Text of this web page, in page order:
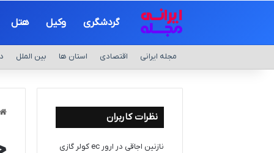
گردشگری وکیل هتل
مجله ایرانی اقتصادی استان ها بین الملل
نظرات کاربران
نازنین اجاقی در ارور ec کولر گازی